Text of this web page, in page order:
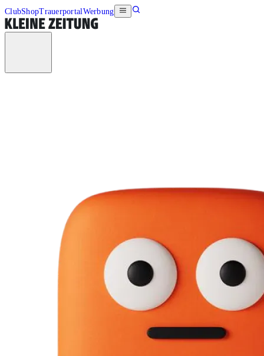
ClubShopTrauerportalWerbung